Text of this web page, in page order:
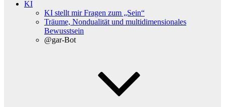
KI
KI stellt mir Fragen zum „Sein“
Träume, Nondualität und multidimensionales
Bewusstsein
@gar-Bot